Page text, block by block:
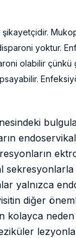
şikayetçidir.
yoktur.
olabilir
yalnızca
diğer
kolayca